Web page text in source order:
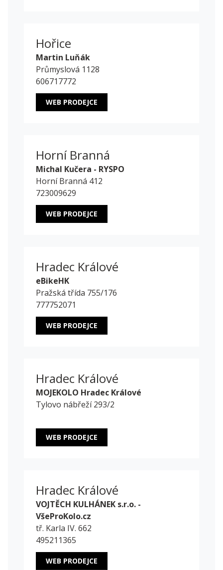
Hořice
Martin Luňák
Průmyslová 1128
606717772
WEB PRODEJCE
Horní Branná
Michal Kučera - RYSPO
Horní Branná 412
723009629
WEB PRODEJCE
Hradec Králové
eBikeHK
Pražská třída 755/176
777752071
WEB PRODEJCE
Hradec Králové
MOJEKOLO Hradec Králové
Tylovo nábřeží 293/2
WEB PRODEJCE
Hradec Králové
VOJTĚCH KULHÁNEK s.r.o. -
VšeProKolo.cz
tř. Karla IV. 662
495211365
WEB PRODEJCE